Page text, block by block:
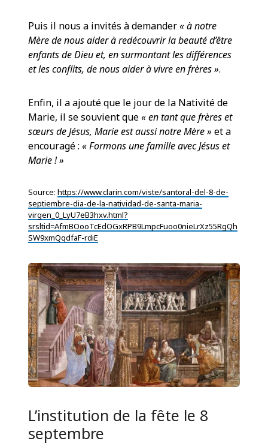
Puis il nous a invités à demander« à notre
Mère de nous aider à redécouvrir la beauté d’être
enfants de Dieu et, en surmontant les différences
et les conflits, de nous aider à vivre en frères ».
Enfin, il a ajouté que le jour de la Nativité de
Marie, il se souvient que« en tant que frères et
sœurs de Jésus, Marie est aussi notre Mère » et a
encouragé :« Formons une famille avec Jésus et
Marie ! »
Source:https://www.clarin.com/viste/santoral-del-8-de-
septiembre-dia-de-la-natividad-de-santa-maria-
virgen_0_LyU7eB3hxv.html?
srsltid=AfmBOooTcEdOGxRPB9LmpcFuoo0nieLrXz55RgQh
SW9xmQqdfaF-rdiE
L’institution de la fête le 8
septembre